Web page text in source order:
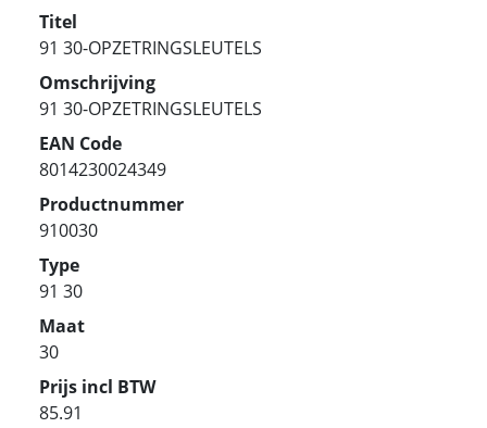
Titel
91 30-OPZETRINGSLEUTELS
Omschrijving
91 30-OPZETRINGSLEUTELS
EAN Code
8014230024349
Productnummer
910030
Type
91 30
Maat
30
Prijs incl BTW
85.91